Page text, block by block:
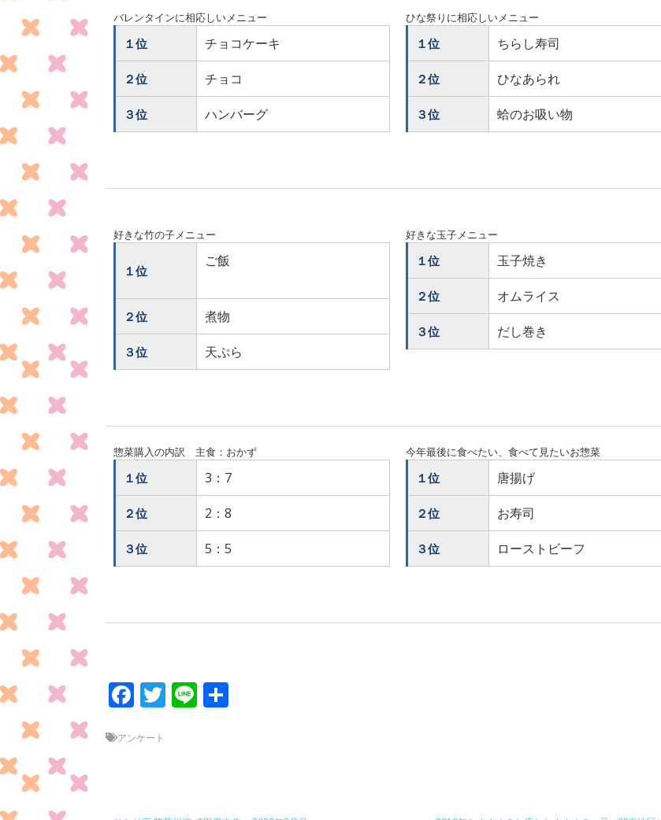
バレンタインに相応しいメニュー
１位 チョコケーキ
２位 チョコ
３位 ハンバーグ
ひな祭りに相応しいメニュー
１位 ちらし寿司
２位 ひなあられ
３位 蛤のお吸い物
好きな竹の子メニュー
１位
ご飯
２位 煮物
３位 天ぷら
好きな玉子メニュー
１位 玉子焼き
２位 オムライス
３位 だし巻き
惣菜購入の内訳 主食：おかず
１位 3：7
２位 2：8
３位 5：5
今年最後に食べたい、食べて見たいお惣菜
１位 唐揚げ
２位 お寿司
３位 ローストビーフ
F
ac
e
T
w
Li
n
アンケート